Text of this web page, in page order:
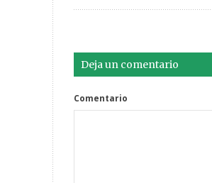
Deja un comentario
Comentario